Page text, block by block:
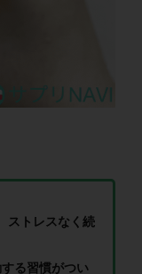
ストレスなく続
る習慣がつい